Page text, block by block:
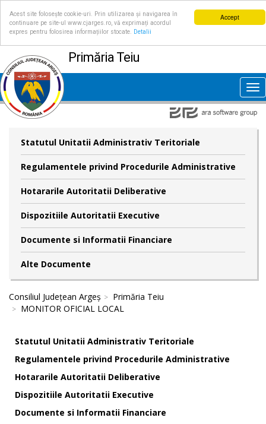
Accept
Acest site folosește cookie-uri. Prin utilizarea și navigarea în
continuare pe site-ul www.cjarges.ro, vă exprimați acordul
expres pentru folosirea informațiilor stocate.
Detalii
Primăria Teiu
Statutul Unitatii Administrativ Teritoriale
Regulamentele privind Procedurile Administrative
Hotararile Autoritatii Deliberative
Dispozitiile Autoritatii Executive
Documente si Informatii Financiare
Alte Documente
Consiliul Județean Argeș
Primăria Teiu
MONITOR OFICIAL LOCAL
Statutul Unitatii Administrativ Teritoriale
Regulamentele privind Procedurile Administrative
Hotararile Autoritatii Deliberative
Dispozitiile Autoritatii Executive
Documente si Informatii Financiare